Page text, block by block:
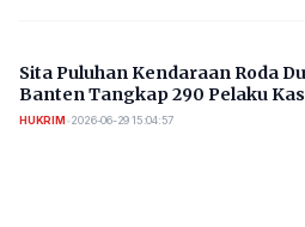
Sita Puluhan Kendaraan Roda
Banten Tangkap 290 Pelaku
HUKRIM•2026-06-29 15:04:57